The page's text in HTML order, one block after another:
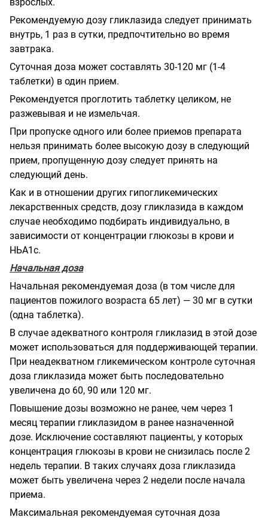
Рекомендуемую дозу гликлазида следует принимать
внутрь, 1 раз в сутки, предпочтительно во время
завтрака.
Суточная доза может составлять 30-120 мг (1-4
таблетки) в один прием.
Рекомендуется проглотить таблетку целиком, не
разжевывая и не измельчая.
При пропуске одного или более приемов препарата
нельзя принимать более высокую дозу в следующий
прием, пропущенную дозу следует принять на
следующий день.
Как и в отношении других гипогликемических
лекарственных средств, дозу гликлазида в каждом
случае необходимо подбирать индивидуально, в
зависимости от концентрации глюкозы в крови и
НЬА1с.
Начальная доза
Начальная рекомендуемая доза (в том числе для
пациентов пожилого возраста 65 лет) — 30 мг в сутки
(одна таблетка).
В случае адекватного контроля гликлазид в этой дозе
может использоваться для поддерживающей терапии.
При неадекватном гликемическом контроле суточная
доза гликлазида может быть последовательно
увеличена до 60, 90 или 120 мг.
Повышение дозы возможно не ранее, чем через 1
месяц терапии гликлазидом в ранее назначенной
дозе. Исключение составляют пациенты, у которых
концентрация глюкозы в крови не снизилась после 2
недель терапии. В таких случаях доза гликлазида
может быть увеличена через 2 недели после начала
приема.
Максимальная рекомендуемая суточная доза